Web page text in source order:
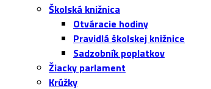
Školská knižnica
Otváracie hodiny
Pravidlá školskej knižnice
Sadzobník poplatkov
Žiacky parlament
Krúžky